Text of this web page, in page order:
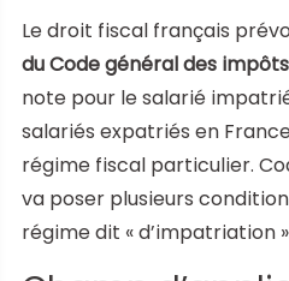
Le droit fiscal français
du Code général des impôts
note pour le salarié
salariés expatriés en
régime fiscal particulier.
va poser plusieurs
régime dit « d’impatriation